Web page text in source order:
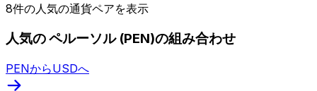
8件の人気の通貨ペアを表示
人気の ペルーソル (PEN)の組み合わせ
PENからUSDへ